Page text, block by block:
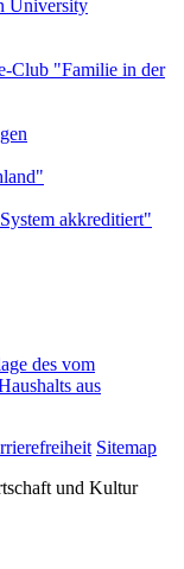
des vom
aus
Sitemap
und Kultur